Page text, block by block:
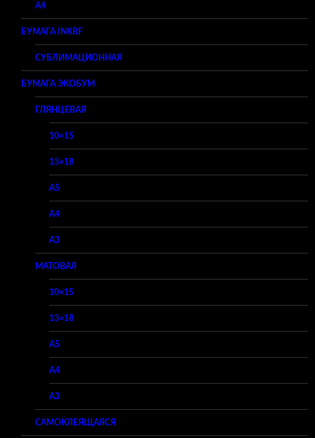
A4
БУМАГА INKRF
СУБЛИМАЦИОННАЯ
БУМАГА ЭКОБУМ
ГЛЯНЦЕВАЯ
10×15
13×18
A5
A4
A3
МАТОВАЯ
10×15
13×18
A5
A4
A3
САМОКЛЕЯЩАЯСЯ